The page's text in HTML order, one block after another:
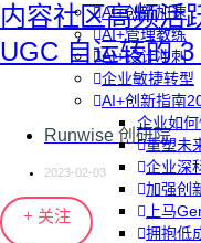
AI+创新加速
AI+管理教练
AI+设计冲刺
企业敏捷转型
AI+创新指南
企业如
重塑未
企业深
加强创
上马
拥抱低
内容社区高频活
UGC 自运转的
Runwise 创研院
2023-02-03
+ 关注